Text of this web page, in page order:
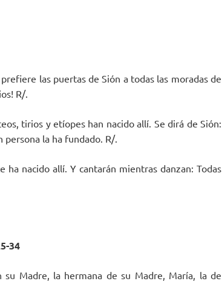
las puertas de Sión a todas las moradas de
R/.
tirios y etíopes han nacido allí. Se dirá de Sión:
la ha fundado. R/.
nacido allí. Y cantarán mientras danzan: Todas
34
Madre, la hermana de su Madre, María, la de